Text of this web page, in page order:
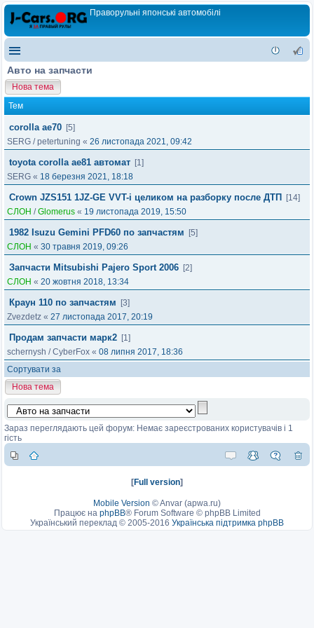
Праворульні японські автомобілі
Авто на запчасти
Нова тема
Тем
corolla ae70 [5]
SERG /petertuning « 26 листопада 2021, 09:42
toyota corolla ae81 автомат [1]
SERG « 18 березня 2021, 18:18
Crown JZS151 1JZ-GE VVT-i целиком на разборку после ДТП
[14]
СЛОН /Glomerus « 19 листопада 2019, 15:50
1982 Isuzu Gemini PFD60 по запчастям
[5]
СЛОН « 30 травня 2019, 09:26
Запчасти Mitsubishi Pajero Sport 2006 [2]
СЛОН « 20 жовтня 2018, 13:34
Краун 110 по запчастям
[3]
Zvezdetz « 27 листопада 2017, 20:19
Продам запчасти марк2 [1]
schernysh /CyberFox « 08 липня 2017, 18:36
Сортувати за
Нова тема
Зараз переглядають цей форум: Немає зареєстрованих користувачів і 1
гість
[Full version]
Mobile Version ©Anvar (apwa.ru)
Працює на phpBB® Forum Software © phpBB Limited
Український переклад © 2005-2016 Українська підтримка phpBB